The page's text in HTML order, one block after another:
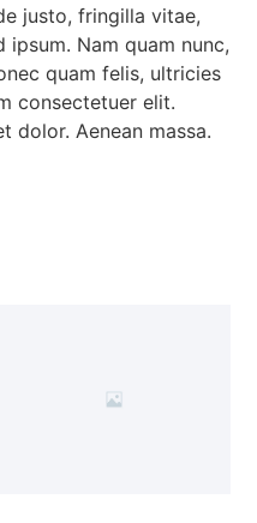
justo, fringilla vitae,
ipsum. Nam quam nunc,
quam felis, ultricies
consectetuer elit.
dolor. Aenean massa.